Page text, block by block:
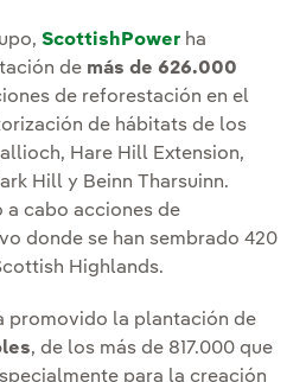
ScottishPower ha
de más de 626.000
de reforestación en el
de hábitats de los
Hare Hill Extension,
Hill y Beinn Tharsuinn.
a cabo acciones de
donde se han sembrado 420
Highlands.
promovido la plantación de
, de los más de 817.000 que
para la creación